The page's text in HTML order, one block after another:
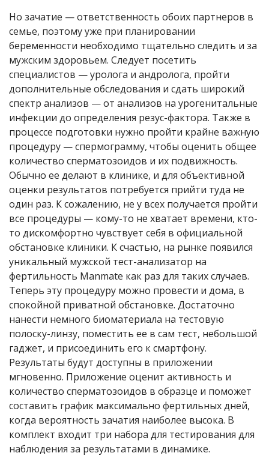
Но зачатие — ответственность обоих партнеров в
семье, поэтому уже при планировании
беременности необходимо тщательно следить и за
мужским здоровьем. Следует посетить
специалистов — уролога и андролога, пройти
дополнительные обследования и сдать широкий
спектр анализов — от анализов на урогенитальные
инфекции до определения резус-фактора. Также в
процессе подготовки нужно пройти крайне важную
процедуру — спермограмму, чтобы оценить общее
количество сперматозоидов и их подвижность.
Обычно ее делают в клинике, и для объективной
оценки результатов потребуется прийти туда не
один раз. К сожалению, не у всех получается пройти
все процедуры — кому-то не хватает времени, кто-
то дискомфортно чувствует себя в официальной
обстановке клиники. К счастью, на рынке появился
уникальный мужской тест-анализатор на
фертильность Manmate как раз для таких случаев.
Теперь эту процедуру можно провести и дома, в
спокойной приватной обстановке. Достаточно
нанести немного биоматериала на тестовую
полоску-линзу, поместить ее в сам тест, небольшой
гаджет, и присоединить его к смартфону.
Результаты будут доступны в приложении
мгновенно. Приложение оценит активность и
количество сперматозоидов в образце и поможет
составить график максимально фертильных дней,
когда вероятность зачатия наиболее высока. В
комплект входит три набора для тестирования для
наблюдения за результатами в динамике.